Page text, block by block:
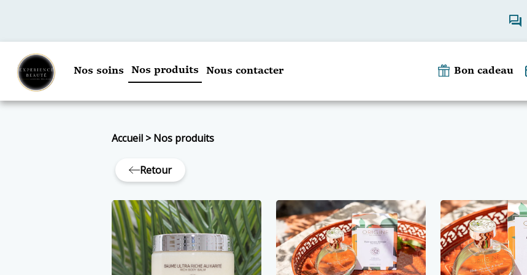
forum
Nos soins Nos produits Nous contacter Bon cadeau
Accueil>Nos produits
Retour